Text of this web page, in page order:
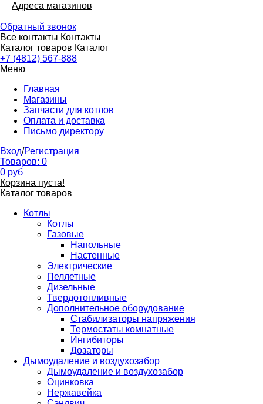
Адреса магазинов
Обратный звонок
Все контакты Контакты
Каталог товаров Каталог
+7 (4812) 567-888
Меню
Главная
Магазины
Запчасти для котлов
Оплата и доставка
Письмо директору
Вход/Регистрация
Товаров: 0
0 руб
Корзина пуста!
Каталог товаров
Котлы
Котлы
Газовые
Напольные
Настенные
Электрические
Пеллетные
Дизельные
Твердотопливные
Дополнительное оборудование
Стабилизаторы напряжения
Термостаты комнатные
Ингибиторы
Дозаторы
Дымоудаление и воздухозабор
Дымоудаление и воздухозабор
Оцинковка
Нержавейка